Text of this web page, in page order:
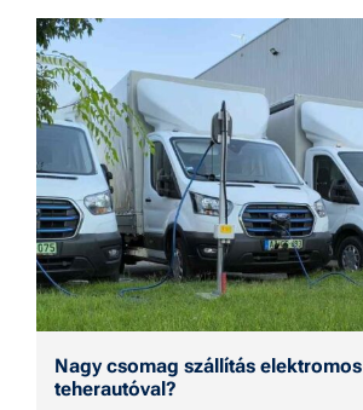
Nagy csomag szállítás elektromos
teherautóval?